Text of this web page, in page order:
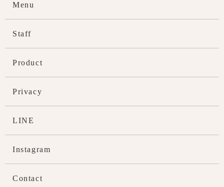
Menu
Staff
Product
Privacy
LINE
Instagram
Contact